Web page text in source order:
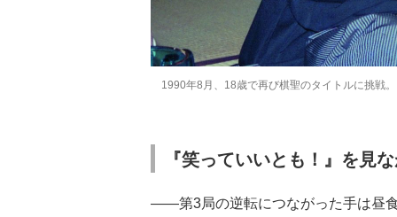
1990年8月、18歳で再び棋聖のタイトルに挑戦
『笑っていいとも！』を見
――第3局の逆転につながった手は昼